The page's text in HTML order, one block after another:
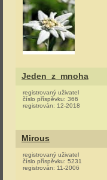
Jeden_z_mnoha
registrovaný uživatel
číslo příspěvku: 366
registrován: 12-2018
Mirous
registrovaný uživatel
číslo příspěvku: 5231
registrován: 11-2006